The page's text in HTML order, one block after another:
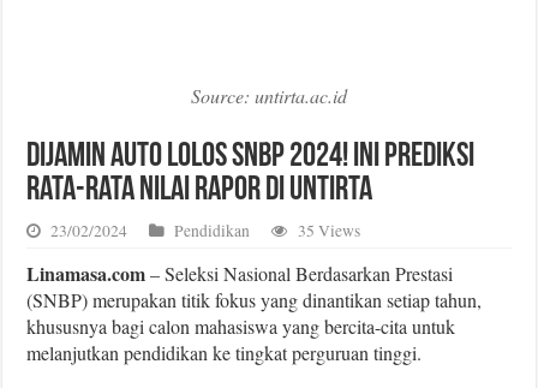
Source: untirta.ac.id
Dijamin Auto Lolos SNBP 2024! Ini Prediksi
Rata-rata Nilai Rapor di Untirta
23/02/2024 Pendidikan 35 Views
Linamasa.com– Seleksi Nasional Berdasarkan Prestasi
(SNBP) merupakan titik fokus yang dinantikan setiap tahun,
khususnya bagi calon mahasiswa yang bercita-cita untuk
melanjutkan pendidikan ke tingkat perguruan tinggi.